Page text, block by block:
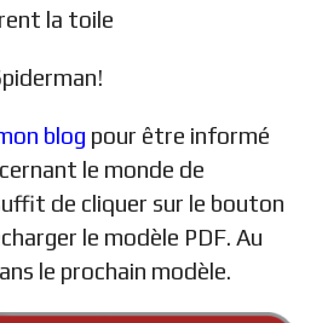
la toile
blog pour être informé
le monde de
de cliquer sur le bouton
le modèle PDF. Au
le prochain modèle.